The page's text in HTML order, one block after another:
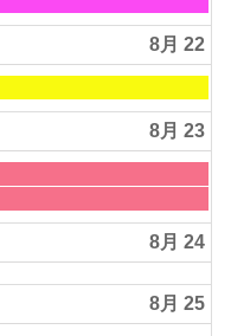
8月 22
8月 23
8月 24
8月 25